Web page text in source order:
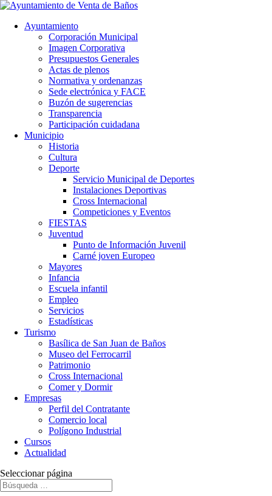
Ayuntamiento
Corporación Municipal
Imagen Corporativa
Presupuestos Generales
Actas de plenos
Normativa y ordenanzas
Sede electrónica y FACE
Buzón de sugerencias
Transparencia
Participación cuidadana
Municipio
Historia
Cultura
Deporte
Servicio Municipal de Deportes
Instalaciones Deportivas
Cross Internacional
Competiciones y Eventos
FIESTAS
Juventud
Punto de Información Juvenil
Carné joven Europeo
Mayores
Infancia
Escuela infantil
Empleo
Servicios
Estadísticas
Turismo
Basílica de San Juan de Baños
Museo del Ferrocarril
Patrimonio
Cross Internacional
Comer y Dormir
Empresas
Perfil del Contratante
Comercio local
Polígono Industrial
Cursos
Actualidad
Seleccionar página